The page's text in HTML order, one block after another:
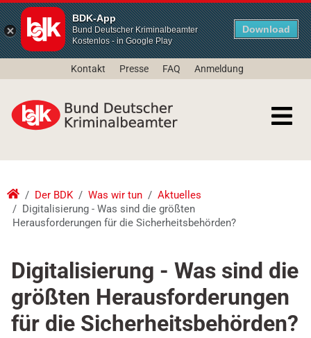
BDK-App
Bund Deutscher Kriminalbeamter
Kostenlos - in Google Play
Download
Kontakt Presse FAQ Anmeldung
Der BDK Was wir tun
Aktuelles
Digitalisierung - Was sind die größten
Herausforderungen für die Sicherheitsbehörden?
Digitalisierung - Was sind die
größten Herausforderungen
für die Sicherheitsbehörden?